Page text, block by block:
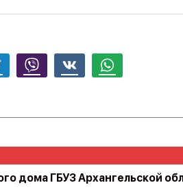
Viber Whatsapp
дома ГБУЗ Архангельской